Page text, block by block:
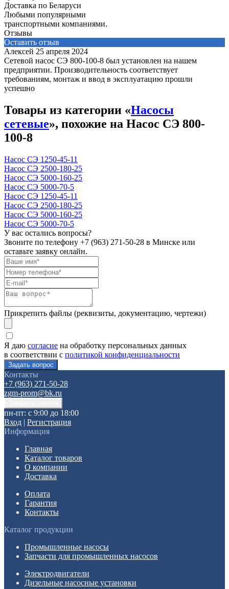
Доставка по Беларуси
Любыми популярными
транспортными компаниями.
Отзывы
Оставить отзыв
Алексей 25 апреля 2024
Сетевой насос СЭ 800-100-8 был установлен на нашем
предприятии. Производительность соответствует
требованиям, монтаж и ввод в эксплуатацию прошли
успешно
Товары из категории «Насосы
сетевые», похожие на Насос СЭ 800-
100-8
Насос СЭ 1250-45-11
Насос СЭ 2500-180-25
Насос СЭ 5000-160-25
Насос СЭ 5000-70-5
Насос СЭ 1250-45-11
Насос СЭ 2500-180-25
Насос СЭ 5000-160-25
Насос СЭ 5000-70-5
У вас остались вопросы?
Звоните по телефону +7 (963) 271-50-28 в Минске или
оставьте заявку онлайн.
Прикрепить файлы (реквизиты, документацию, чертежи)
Я даю согласие на обработку персональных данных
в соответствии с политикой конфиденциальности
Контакты
+7 (963) 271-50-28
zgm-prom@bk.ru
пн-пт: с 9:00 до 18:00
Вход | Регистрация
Информация
Главная
Каталог товаров
О компании
Доставка
Оплата
Гарантия
Контакты
Каталог продукции
Промышленные насосы
Запчасти для промышленных насосов
Электродвигатели
Дизельные насосные установки